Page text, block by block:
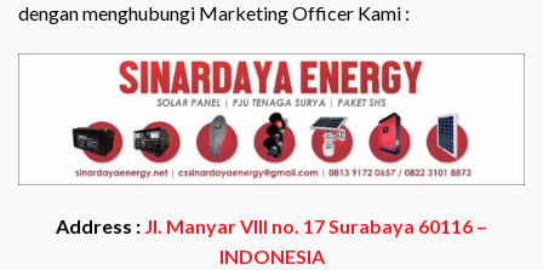
dengan menghubungi Marketing Officer Kami :
Address : Jl. Manyar VIII no. 17 Surabaya 60116 –
INDONESIA